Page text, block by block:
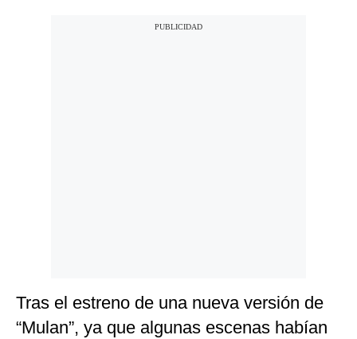
Tras el estreno de una nueva versión de
“Mulan”, ya que algunas escenas habían